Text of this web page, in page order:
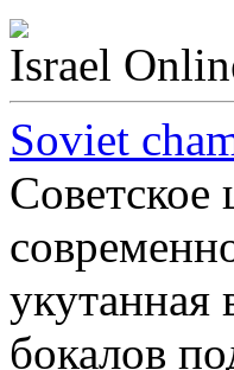
Israel
Soviet
Советское
укутанная
бокалов